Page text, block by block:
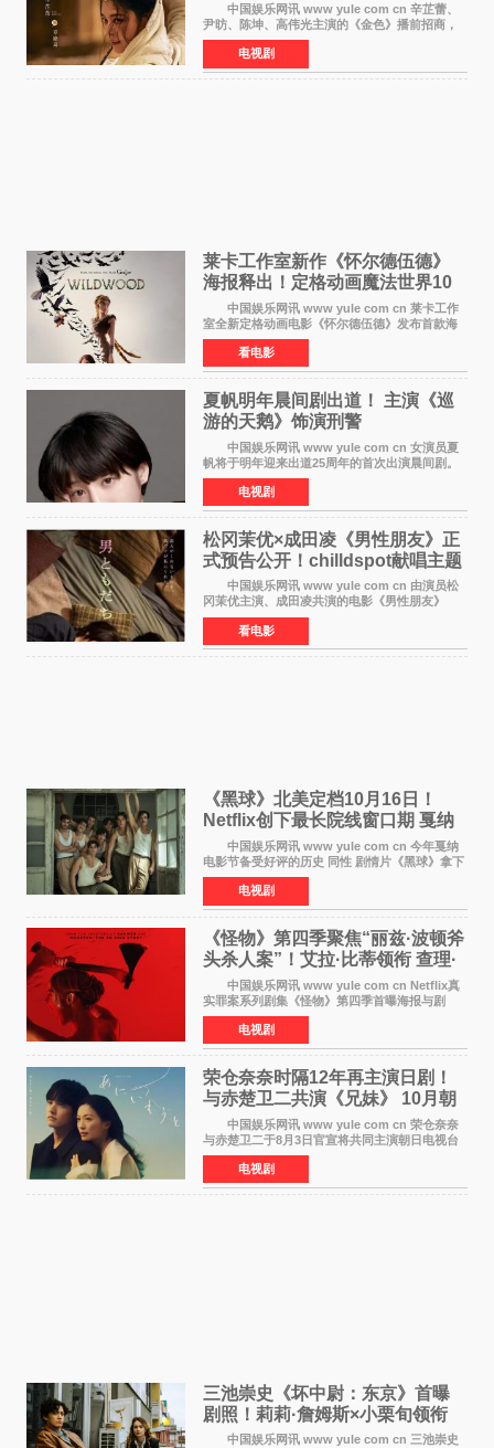
中国娱乐网讯 www yule com cn 辛芷蕾、
尹昉、陈坤、高伟光主演的《金色》播前招商，
预计8月腾讯视频开播。这部年代剧汇集了众多实
力派演员，阵容强大，引发了观众的广泛关
注。 《金色》
电视剧
莱卡工作室新作《怀尔德伍德》
海报释出！定格动画魔法世界10
月开启
中国娱乐网讯 www yule com cn 莱卡工作
室全新定格动画电影《怀尔德伍德》发布首款海
报，女孩为找回弟弟走入黑暗、宏大的林中魔法
世界，一场关于勇气与亲情的奇幻冒险即将展
开。 本片由特
看电影
夏帆明年晨间剧出道！ 主演《巡
游的天鹅》饰演刑警
中国娱乐网讯 www yule com cn 女演员夏
帆将于明年迎来出道25周年的首次出演晨间剧。
NHK于8月4日宣布她将出演明年（2027年度）上
半期的晨间剧《巡游的天鹅》，饰演与女主角森
田望智饰演的生
电视剧
松冈茉优×成田凌《男性朋友》正
式预告公开！chilldspot献唱主题
中国娱乐网讯 www yule com cn 由演员松
冈茉优主演、成田凌共演的电影《男性朋友》
（三岛有纪子执导，11月6日上映）于8月5日公开
正式视觉图与正式预告片。同时，三人乐队
chilldspot为该片创
看电影
《黑球》北美定档10月16日！
Netflix创下最长院线窗口期 戛纳
最佳导演加持
中国娱乐网讯 www yule com cn 今年戛纳
电影节备受好评的历史 同性 剧情片《黑球》拿下
Netflix美国发行电影的最长院线放映期——该片
最新定档今年10月16日美国影院上映（此前定档
11月6日，如
电视剧
《怪物》第四季聚焦“丽兹·波顿斧
头杀人案”！艾拉·比蒂领衔 查理·
汉纳姆、莎拉·保
中国娱乐网讯 www yule com cn Netflix真
实罪案系列剧集《怪物》第四季首曝海报与剧
照，聚焦鹅妈妈童谣亦有记载的著名血腥杀人案
——丽兹·波顿砍死生父与继母案。 本季由艾
拉·比蒂饰
电视剧
荣仓奈奈时隔12年再主演日剧！
与赤楚卫二共演《兄妹》 10月朝
日新档开播
中国娱乐网讯 www yule com cn 荣仓奈奈
与赤楚卫二于8月3日官宣将共同主演朝日电视台
日剧《兄妹》（10月开播，每周六晚10点播
出）。这也是荣仓奈奈继TBS剧集《为了N》之
后，暌违12年再度担
电视剧
三池崇史《坏中尉：东京》首曝
剧照！莉莉·詹姆斯×小栗旬领衔
黑色惊悚再升级
中国娱乐网讯 www yule com cn 三池崇史